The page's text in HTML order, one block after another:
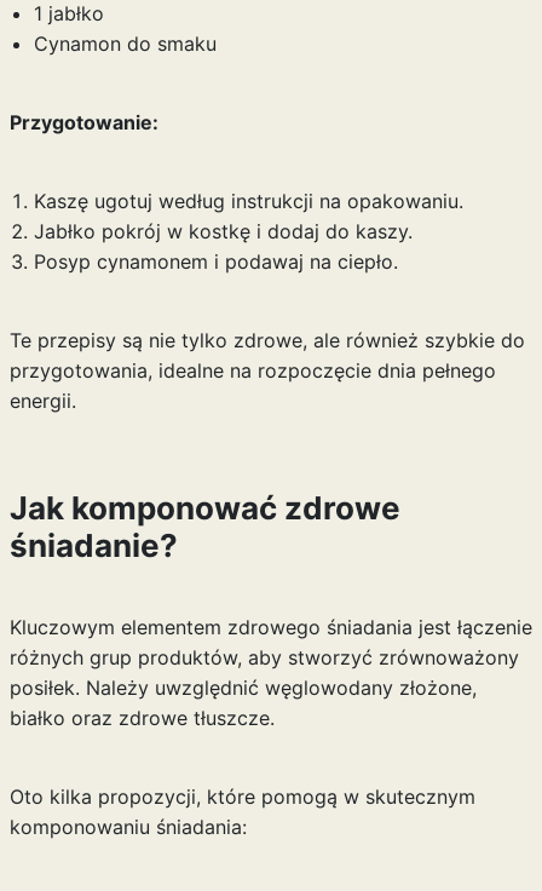
1 jabłko
Cynamon do smaku
Przygotowanie:
Kaszę ugotuj według instrukcji na opakowaniu.
Jabłko pokrój w kostkę i dodaj do kaszy.
Posyp cynamonem i podawaj na ciepło.
Te przepisy są nie tylko zdrowe, ale również szybkie do
przygotowania, idealne na rozpoczęcie dnia pełnego
energii.
Jak komponować zdrowe
śniadanie?
Kluczowym elementem zdrowego śniadania jest łączenie
różnych grup produktów, aby stworzyć zrównoważony
posiłek. Należy uwzględnić węglowodany złożone,
białko oraz zdrowe tłuszcze.
Oto kilka propozycji, które pomogą w skutecznym
komponowaniu śniadania: